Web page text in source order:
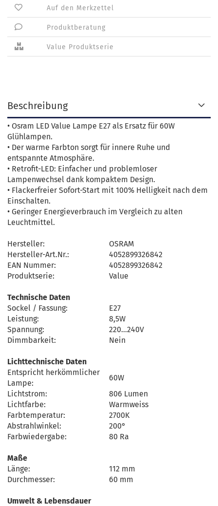
Auf den Merkzettel
Produktberatung
Value Produktserie
Beschreibung
• Osram LED Value Lampe E27 als Ersatz für 60W
Glühlampen.
• Der warme Farbton sorgt für innere Ruhe und
entspannte Atmosphäre.
• Retrofit-LED: Einfacher und problemloser
Lampenwechsel dank kompaktem Design.
• Flackerfreier Sofort-Start mit 100% Helligkeit nach dem
Einschalten.
• Geringer Energieverbrauch im Vergleich zu alten
Leuchtmittel.
Hersteller:
OSRAM
Hersteller-Art.Nr.:
4052899326842
EAN Nummer:
4052899326842
Produktserie:
Value
Technische Daten
Sockel / Fassung:
E27
Leistung:
8,5W
Spannung:
220…240V
Dimmbarkeit:
Nein
Lichttechnische Daten
Entspricht herkömmlicher
Lampe:
60W
Lichtstrom:
806 Lumen
Lichtfarbe:
Warmweiss
Farbtemperatur:
2700K
Abstrahlwinkel:
200°
Farbwiedergabe:
80 Ra
Maße
Länge:
112 mm
Durchmesser:
60 mm
Umwelt & Lebensdauer